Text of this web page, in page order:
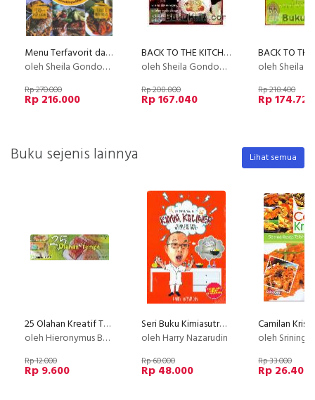
Menu Terfavorit dan Hit dari instagram Cooking With Sheila - Full Colour
oleh Sheila Gondowijoyo
Rp 270.000
Rp 216.000
BACK TO THE KITCHEN - ANYONE CAN COOK - ASIAN
oleh Sheila Gondowijoyo
Rp 208.800
Rp 167.040
oleh Sheila
Rp 218.400
Rp 174.720
Buku sejenis lainnya Lihat semua
25 Olahan Kreatif Tempe
oleh Hieronymus Budi Santoso
Rp 12.000
Rp 9.600
Seri Buku Kimiasutra 1 : Kimia Kuliner
oleh Harry Nazarudin
Rp 60.000
Rp 48.000
oleh Sriningsih
Rp 33.000
Rp 26.400